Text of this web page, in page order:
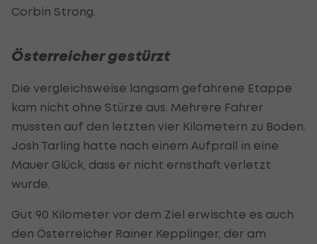
Corbin Strong.
Österreicher gestürzt
Die vergleichsweise langsam gefahrene Etappe
kam nicht ohne Stürze aus. Mehrere Fahrer
mussten auf den letzten vier Kilometern zu Boden.
Josh Tarling hatte nach einem Aufprall in eine
Mauer Glück, dass er nicht ernsthaft verletzt
wurde.
Gut 90 Kilometer vor dem Ziel erwischte es auch
den Österreicher Rainer Kepplinger, der am